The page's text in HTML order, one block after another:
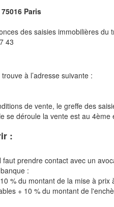
Paris
des saisies immobilières
43
à l’adresse suivante :
de vente, le greffe des
se déroule la vente est au 4ème
:
prendre contact avec un
:
% du montant de la mise à
+ 10 % du montant de